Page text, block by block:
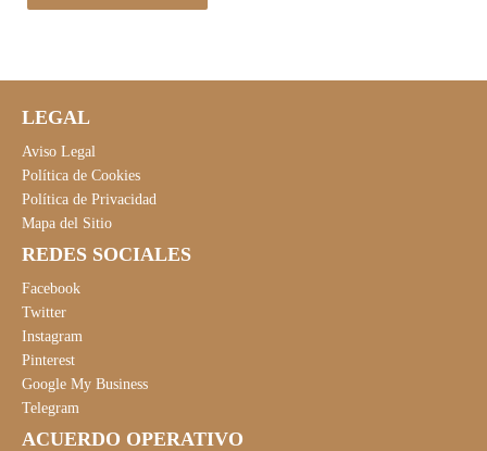
LEGAL
Aviso Legal
Política de Cookies
Política de Privacidad
Mapa del Sitio
REDES SOCIALES
Facebook
Twitter
Instagram
Pinterest
Google My Business
Telegram
ACUERDO OPERATIVO